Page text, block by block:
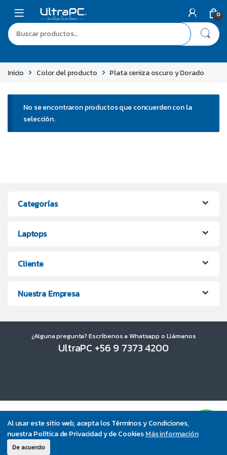
Al usar este sitio web, acepta los Términos y Condiciones,
nuestra Política de Privacidad y de CookiesMás información
De acuerdo
0
Inicio Color del producto Plata ceniza oscuro y Dorado
No se encontraron productos que concuerden con la
selección.
Categorías
Laptops
Cliente
Nuestra Empresa
¿Alguna pregunta? Escríbenos a Whatsapp o Llámanos
UltraPC +56 9 7373 4200